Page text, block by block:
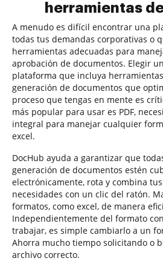
herramientas
A menudo es difícil encontrar una
todas tus demandas corporativas o
herramientas adecuadas para
aprobación de documentos. Elegir
plataforma que incluya
generación de documentos que
proceso que tengas en mente es
más popular para usar es PDF,
integral para manejar cualquier
excel.
DocHub ayuda a garantizar que
generación de documentos estén
electrónicamente, rota y combina
necesidades con un clic del ratón.
formatos, como excel, de manera
Independientemente del formato
trabajar, es simple cambiarlo a un
Ahorra mucho tiempo solicitando o
archivo correcto.